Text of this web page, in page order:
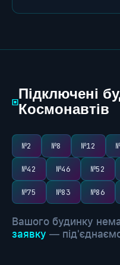
▣Підключені
Космонавтів
№2 №8 №12
№42 №46 №52
№75 №83 №86
Вашого будинку
заявку —